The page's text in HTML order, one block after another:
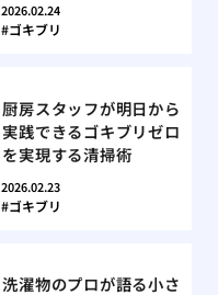
2026.02.24
ゴキブリ
厨房スタッフが明日から
実践できるゴキブリゼロ
を実現する清掃術
2026.02.23
ゴキブリ
洗濯物のプロが語る小さ